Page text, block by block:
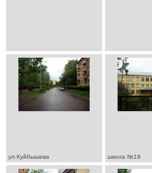
ул.Куйбышева школа №19